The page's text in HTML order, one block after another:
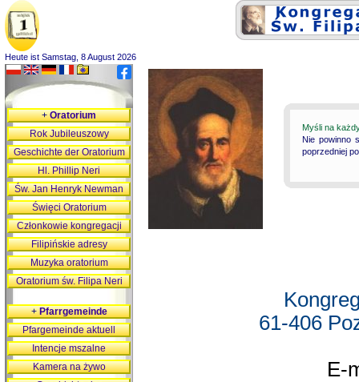
Heute ist Samstag, 8 August 2026
Myśli na
Nie powinno
poprzedniej
61-406
E-
+Oratorium
Rok Jubileuszowy
Geschichte der Oratorium
Hl. Phillip Neri
Św. Jan Henryk Newman
Święci Oratorium
Członkowie kongregacji
Filipińskie adresy
Muzyka oratorium
Oratorium św. Filipa Neri
+Pfarrgemeinde
Pfargemeinde aktuell
Intencje mszalne
Kamera na żywo